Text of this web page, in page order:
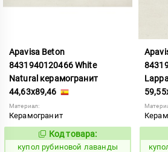
Apavisa Beton
8431940120466 White
Natural керамогранит
44,63x89,46
Материал:
Керамогранит
853666
Код товара:
купол рубиновой лаванды